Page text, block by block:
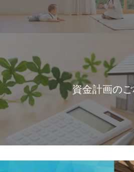
資金計画の